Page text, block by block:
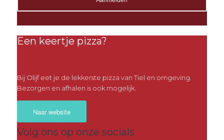
Een keertje pizza?
Bij Olijf eet je de lekkerste pizza van Tiel en omgeving.
Bezorgen en afhalen is ook mogelijk.
Naar website
Volg ons op onze socials